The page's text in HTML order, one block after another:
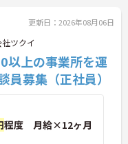
リアプラ
格取得支
可能で
更新日：2026年08月06日
ツクイ
以上の事業所を運
募集（正社員）
程度 月給×12ヶ月